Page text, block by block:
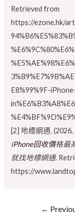
Retrieved from
https://ezone.hk/
E8%99%9F-
[2] 地標網通. (2026,
iPhone回收價格最
就找地標網通.
https://
←